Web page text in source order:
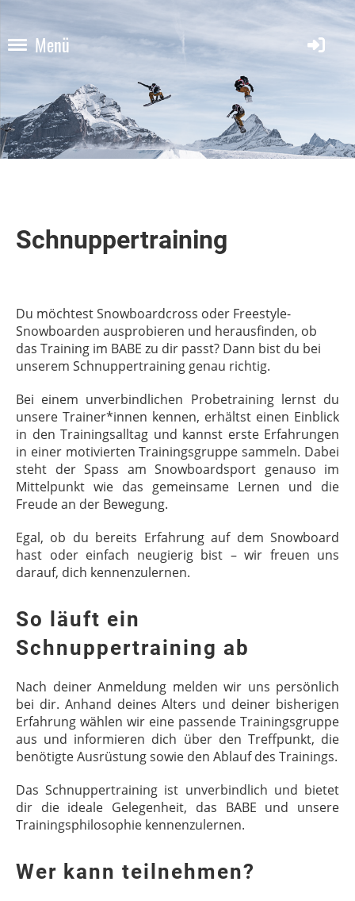
Menü
Schnuppertraining
Du möchtest Snowboardcross oder Freestyle-
Snowboarden ausprobieren und herausfinden, ob
das Training im BABE zu dir passt? Dann bist du bei
unserem Schnuppertraining genau richtig.
Bei einem unverbindlichen Probetraining lernst du
unsere Trainer*innen kennen, erhältst einen Einblick
in den Trainingsalltag und kannst erste Erfahrungen
in einer motivierten Trainingsgruppe sammeln. Dabei
steht der Spass am Snowboardsport genauso im
Mittelpunkt wie das gemeinsame Lernen und die
Freude an der Bewegung.
Egal, ob du bereits Erfahrung auf dem Snowboard
hast oder einfach neugierig bist – wir freuen uns
darauf, dich kennenzulernen.
So läuft ein
Schnuppertraining ab
Nach deiner Anmeldung melden wir uns persönlich
bei dir. Anhand deines Alters und deiner bisherigen
Erfahrung wählen wir eine passende Trainingsgruppe
aus und informieren dich über den Treffpunkt, die
benötigte Ausrüstung sowie den Ablauf des Trainings.
Das Schnuppertraining ist unverbindlich und bietet
dir die ideale Gelegenheit, das BABE und unsere
Trainingsphilosophie kennenzulernen.
Wer kann teilnehmen?